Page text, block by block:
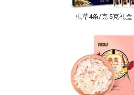
虫草4条/克 5克礼盒